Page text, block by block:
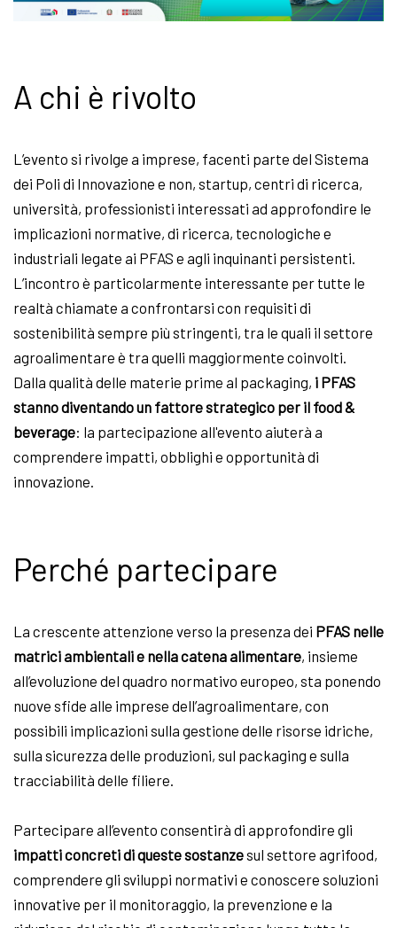
A chi è rivolto
L’evento si rivolge a imprese, facenti parte del Sistema
dei Poli di Innovazione e non, startup, centri di ricerca,
università, professionisti interessati ad approfondire le
implicazioni normative, di ricerca, tecnologiche e
industriali legate ai PFAS e agli inquinanti persistenti.
L’incontro è particolarmente interessante per tutte le
realtà chiamate a confrontarsi con requisiti di
sostenibilità sempre più stringenti, tra le quali il settore
agroalimentare è tra quelli maggiormente coinvolti.
Dalla qualità delle materie prime al packaging, i PFAS
stanno diventando un fattore strategico per il food &
beverage: la partecipazione all'evento aiuterà a
comprendere impatti, obblighi e opportunità di
innovazione.
Perché partecipare
La crescente attenzione verso la presenza dei PFAS nelle
matrici ambientalie nella catena alimentare, insieme
all’evoluzione del quadro normativo europeo, sta ponendo
nuove sfide alle imprese dell’agroalimentare, con
possibili implicazioni sulla gestione delle risorse idriche,
sulla sicurezza delle produzioni, sul packaging e sulla
tracciabilità delle filiere.
Partecipare all’evento consentirà di approfondire gli
impatti concreti di queste sostanzesul settore agrifood,
comprendere gli sviluppi normativi e conoscere soluzioni
innovative per il monitoraggio, la prevenzione e la